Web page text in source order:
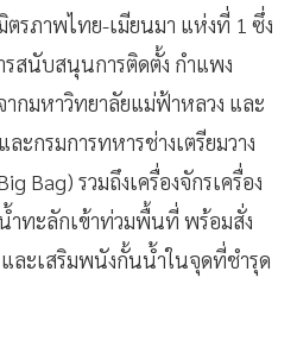
รภาพไทย-เมียนมา แห่งที่ 1 ซึ่ง
รสนับสนุนการติดตั้ง กำแพง
กมหาวิทยาลัยแม่ฟ้าหลวง และ
กรมการทหารช่างเตรียมวาง
Bag) รวมถึงเครื่องจักรเครื่อง
ทะลักเข้าท่วมพื้นที่ พร้อมสั่ง
ละเสริมพนังกั้นน้ำในจุดที่ชำรุด